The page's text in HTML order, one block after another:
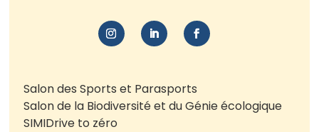
Salon des Sports et Parasports
Salon de la Biodiversité et du Génie écologique
SIMIDrive to zéro